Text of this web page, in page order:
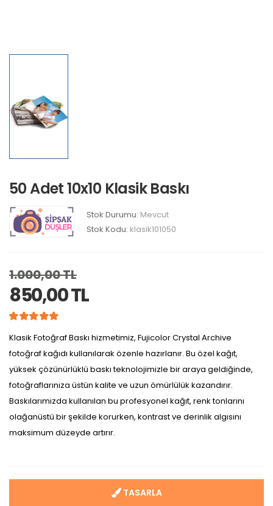
50 Adet 10x10 Klasik Baskı
Stok Durumu: Mevcut
Stok Kodu: klasik101050
1.000,00 TL
850,00 TL
Klasik Fotoğraf Baskı hizmetimiz, Fujicolor Crystal Archive
fotoğraf kağıdı kullanılarak özenle hazırlanır. Bu özel kağıt,
yüksek çözünürlüklü baskı teknolojimizle bir araya geldiğinde,
fotoğraflarınıza üstün kalite ve uzun ömürlülük kazandırır.
Baskılarımızda kullanılan bu profesyonel kağıt, renk tonlarını
olağanüstü bir şekilde korurken, kontrast ve derinlik algısını
maksimum düzeyde artırır.
TASARLA